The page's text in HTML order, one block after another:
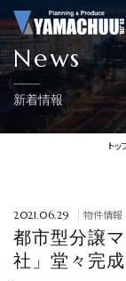
News
新着情報
ト
2021.06.29 物件情報
都市型分譲
社」堂々完